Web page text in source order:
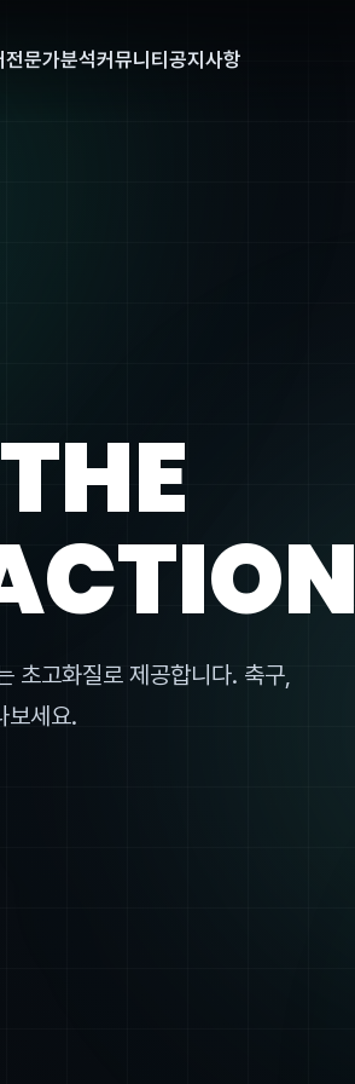
전문가분석커뮤니티 공지사항
초고화질로 제공합니다. 축구,
보세요.